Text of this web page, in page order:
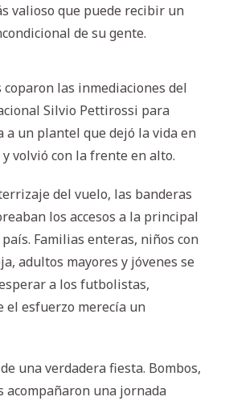
valioso que puede recibir un
de su gente.
las inmediaciones del
Silvio Pettirossi para
a un plantel que dejó la vida en
volvió con la frente en alto.
del vuelo, las banderas
los accesos a la principal
Familias enteras, niños con
adultos mayores y jóvenes se
a los futbolistas,
el esfuerzo merecía un
una verdadera fiesta. Bombos,
acompañaron una jornada